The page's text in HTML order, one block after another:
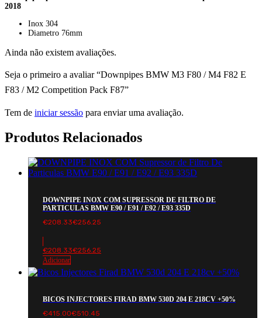
2018
Inox 304
Diametro 76mm
Ainda não existem avaliações.
Seja o primeiro a avaliar “Downpipes BMW M3 F80 / M4 F82 E
F83 / M2 Competition Pack F87”
Tem de iniciar sessão para enviar uma avaliação.
Produtos Relacionados
DOWNPIPE INOX COM SUPRESSOR DE FILTRO DE
PARTICULAS BMW E90 / E91 / E92 / E93 335D
€208.33€256.25
€208.33€256.25
Adicionar
BICOS INJECTORES FIRAD BMW 530D 204 E 218CV +50%
€415.00€510.45